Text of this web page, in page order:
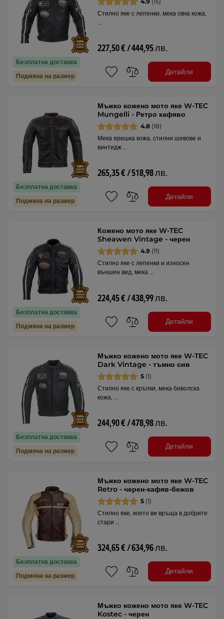
Безплатна доставка
Подмяна на размер
Стилно яке с лепенки, мека овча кожа,
…
227,50 € / 444,95 лв.
Детайли
Безплатна доставка
Подмяна на размер
Мъжко кожено мото яке W-TEC
Mungelli - Ретро кафяво
4.8 (18)
Мека ярешка кожа, стилни шевове и
винтидж …
265,35 € / 518,98 лв.
Детайли
Безплатна доставка
Подмяна на размер
Кожено мото яке W-TEC
Sheawen Vintage - черен
4.9 (11)
Стилно яке с лепенки и износен
външен вид, мека …
224,45 € / 438,99 лв.
Детайли
Безплатна доставка
Подмяна на размер
Мъжко кожено мото яке W-TEC
Dark Vintage - тъмно сив
5 (1)
Стилно яке с кръпки, мека биволска
кожа, …
244,90 € / 478,98 лв.
Детайли
Безплатна доставка
Подмяна на размер
Мъжко кожено мото яке W-TEC
Retro - черен-кафяв-бежов
5 (1)
Стилно яке, което ви връща в добрите
стари …
324,65 € / 634,96 лв.
Детайли
Мъжко кожено мото яке W-TEC
Kostec - черен